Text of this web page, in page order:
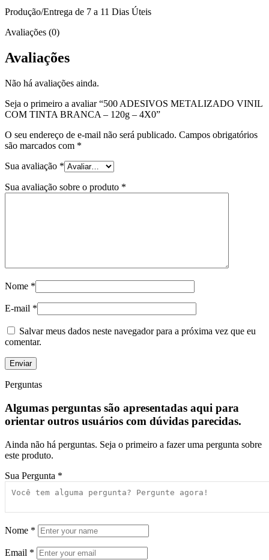
Produção/Entrega de 7 a 11 Dias Úteis
Avaliações (0)
Avaliações
Não há avaliações ainda.
Seja o primeiro a avaliar “500 ADESIVOS METALIZADO VINIL
COM TINTA BRANCA – 120g – 4X0”
O seu endereço de e-mail não será publicado. Campos obrigatórios
são marcados com *
Sua avaliação *
Sua avaliação sobre o produto *
Nome *
E-mail *
Salvar meus dados neste navegador para a próxima vez que eu
comentar.
Perguntas
Algumas perguntas são apresentadas aqui para
orientar outros usuários com dúvidas parecidas.
Ainda não há perguntas. Seja o primeiro a fazer uma pergunta sobre
este produto.
Sua Pergunta *
Nome *
Email *